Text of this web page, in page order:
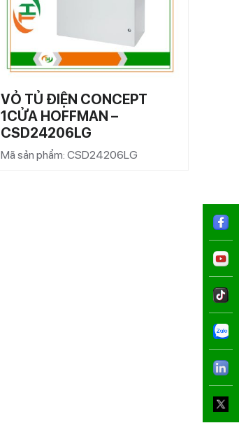
VỎ TỦ ĐIỆN CONCEPT
1CỬA HOFFMAN –
CSD24206LG
Mã sản phẩm: CSD24206LG